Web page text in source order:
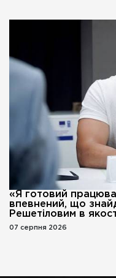
«Я готовий
впевнений, що
Решетіловим в
07 серпня 2026